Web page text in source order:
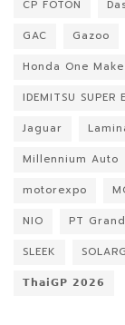
CP FOTON
GAC
Gazoo
Honda One
IDEMITSU SUPER
Jaguar
Millennium Auto
motorexpo
NIO
PT
SLEEK
𝗧𝗵𝗮𝗶𝗚𝗣 𝟮𝟬𝟮𝟲